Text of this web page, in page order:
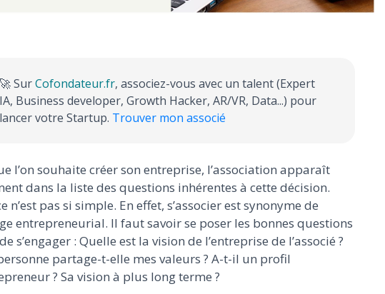
🚀 SurCofondateur.fr, associez-vous avec un talent (Expert
IA, Business developer, Growth Hacker, AR/VR, Data...) pour
lancer votre Startup. Trouver mon associé
l’on souhaite créer son entreprise, l’association apparaît
dans la liste des questions inhérentes à cette décision.
n’est pas si simple. En effet, s’associer est synonyme de
entrepreneurial. Il faut savoir se poser les bonnes questions
s’engager : Quelle est la vision de l’entreprise de l’associé ?
partage-t-elle mes valeurs ? A-t-il un profil
? Sa vision à plus long terme ?